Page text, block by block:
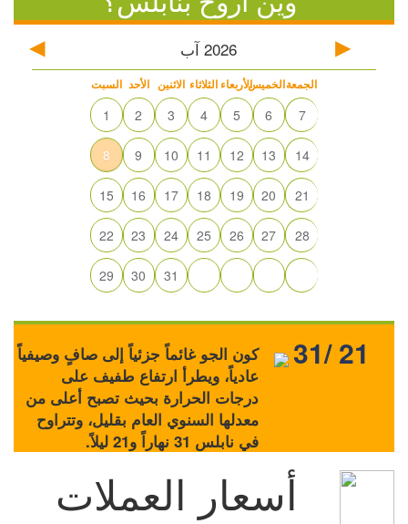
2026 آب
السبت الأحد الاثنين الثلاثاء الأربعاءالخميسالجمعة
1 2 3 4 5 6 7
8 9 10 11 12 13 14
15 16 17 18 19 20 21
22 23 24 25 26 27 28
29 30 31
كون الجو غائماً جزئياً إلى صافٍ وصيفياً
عادياً، ويطرأ ارتفاع طفيف على
درجات الحرارة بحيث تصبح أعلى من
معدلها السنوي العام بقليل، وتتراوح
في نابلس 31 نهاراً و21 ليلاً.
31/ 21
أسعار العملات